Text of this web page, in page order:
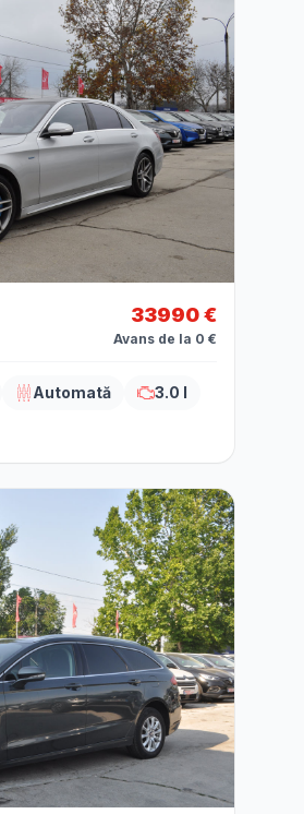
33990 €
Avans de la 0 €
Automată
3.0 l